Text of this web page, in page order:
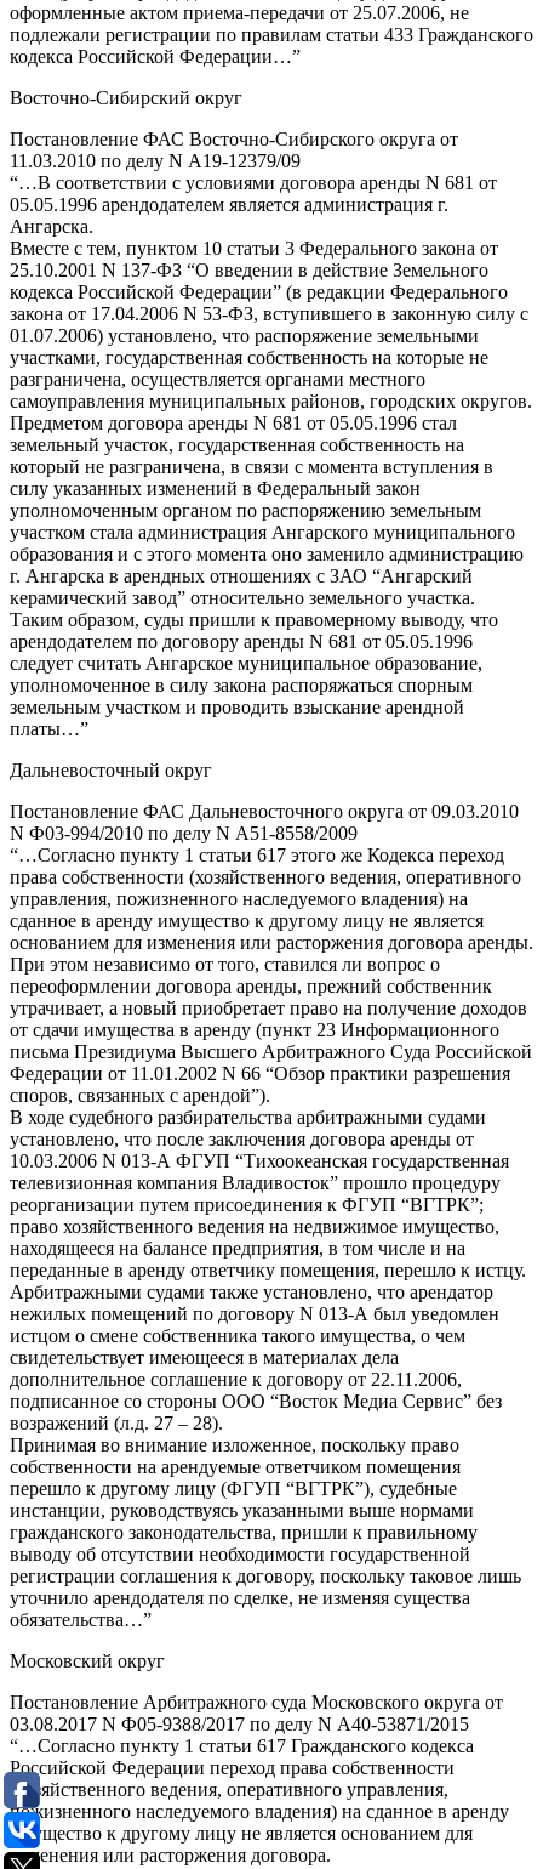
оформленные актом приема-передачи от 25.07.2006, не
подлежали регистрации по правилам статьи 433 Гражданского
кодекса Российской Федерации…”
Восточно-Сибирский округ
Постановление ФАС Восточно-Сибирского округа от
11.03.2010 по делу N А19-12379/09
“…В соответствии с условиями договора аренды N 681 от
05.05.1996 арендодателем является администрация г.
Ангарска.
Вместе с тем, пунктом 10 статьи 3 Федерального закона от
25.10.2001 N 137-ФЗ “О введении в действие Земельного
кодекса Российской Федерации” (в редакции Федерального
закона от 17.04.2006 N 53-ФЗ, вступившего в законную силу с
01.07.2006) установлено, что распоряжение земельными
участками, государственная собственность на которые не
разграничена, осуществляется органами местного
самоуправления муниципальных районов, городских округов.
Предметом договора аренды N 681 от 05.05.1996 стал
земельный участок, государственная собственность на
который не разграничена, в связи с момента вступления в
силу указанных изменений в Федеральный закон
уполномоченным органом по распоряжению земельным
участком стала администрация Ангарского муниципального
образования и с этого момента оно заменило администрацию
г. Ангарска в арендных отношениях с ЗАО “Ангарский
керамический завод” относительно земельного участка.
Таким образом, суды пришли к правомерному выводу, что
арендодателем по договору аренды N 681 от 05.05.1996
следует считать Ангарское муниципальное образование,
уполномоченное в силу закона распоряжаться спорным
земельным участком и проводить взыскание арендной
платы…”
Дальневосточный округ
Постановление ФАС Дальневосточного округа от 09.03.2010
N Ф03-994/2010 по делу N А51-8558/2009
“…Согласно пункту 1 статьи 617 этого же Кодекса переход
права собственности (хозяйственного ведения, оперативного
управления, пожизненного наследуемого владения) на
сданное в аренду имущество к другому лицу не является
основанием для изменения или расторжения договора аренды.
При этом независимо от того, ставился ли вопрос о
переоформлении договора аренды, прежний собственник
утрачивает, а новый приобретает право на получение доходов
от сдачи имущества в аренду (пункт 23 Информационного
письма Президиума Высшего Арбитражного Суда Российской
Федерации от 11.01.2002 N 66 “Обзор практики разрешения
споров, связанных с арендой”).
В ходе судебного разбирательства арбитражными судами
установлено, что после заключения договора аренды от
10.03.2006 N 013-А ФГУП “Тихоокеанская государственная
телевизионная компания Владивосток” прошло процедуру
реорганизации путем присоединения к ФГУП “ВГТРК”;
право хозяйственного ведения на недвижимое имущество,
находящееся на балансе предприятия, в том числе и на
переданные в аренду ответчику помещения, перешло к истцу.
Арбитражными судами также установлено, что арендатор
нежилых помещений по договору N 013-А был уведомлен
истцом о смене собственника такого имущества, о чем
свидетельствует имеющееся в материалах дела
дополнительное соглашение к договору от 22.11.2006,
подписанное со стороны ООО “Восток Медиа Сервис” без
возражений (л.д. 27 – 28).
Принимая во внимание изложенное, поскольку право
собственности на арендуемые ответчиком помещения
перешло к другому лицу (ФГУП “ВГТРК”), судебные
инстанции, руководствуясь указанными выше нормами
гражданского законодательства, пришли к правильному
выводу об отсутствии необходимости государственной
регистрации соглашения к договору, поскольку таковое лишь
уточнило арендодателя по сделке, не изменяя существа
обязательства…”
Московский округ
Постановление Арбитражного суда Московского округа от
03.08.2017 N Ф05-9388/2017 по делу N А40-53871/2015
“…Согласно пункту 1 статьи 617 Гражданского кодекса
Российской Федерации переход права собственности
(хозяйственного ведения, оперативного управления,
пожизненного наследуемого владения) на сданное в аренду
имущество к другому лицу не является основанием для
изменения или расторжения договора.